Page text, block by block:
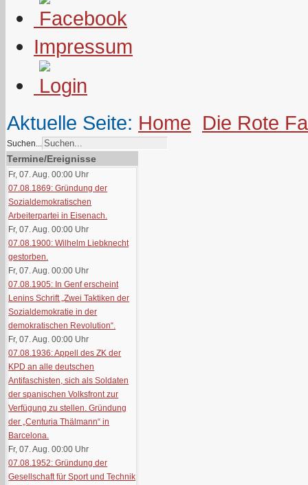
Impressum
Aktuelle Seite: Home Die Rote
Suchen...
Termine/Ereignisse
Fr, 07. Aug. 00:00 Uhr
07.08.1869: Gründung der
Sozialdemokratischen
Arbeiterpartei in Eisenach.
Fr, 07. Aug. 00:00 Uhr
07.08.1900: Wilhelm Liebknecht
gestorben.
Fr, 07. Aug. 00:00 Uhr
07.08.1905: In Genf erscheint
Lenins Schrift „Zwei Taktiken der
Sozialdemokratie in der
demokratischen Revolution“.
Fr, 07. Aug. 00:00 Uhr
07.08.1936: Appell des ZK der
KPD an alle deutschen
Antifaschisten, sich als Soldaten
der spanischen Volksfront zur
Verfügung zu stellen. Gründung
der „Centuria Thälmann“ in
Barcelona.
Fr, 07. Aug. 00:00 Uhr
07.08.1952: Gründung der
Gesellschaft für Sport und Technik